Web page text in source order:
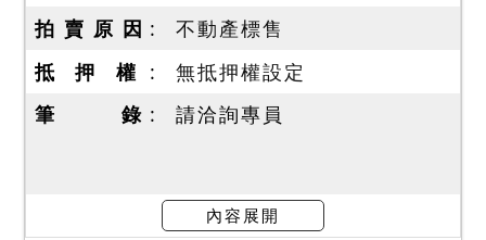
拍 賣 原 因
不動產標售
抵 押 權
無抵押權設定
筆 錄
請洽詢專員
內容展開